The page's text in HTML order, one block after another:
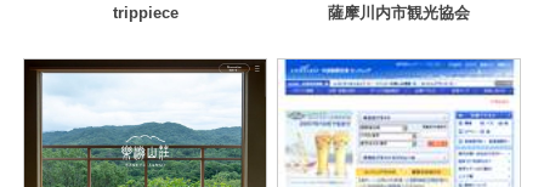
trippiece 薩摩川内市観光協会